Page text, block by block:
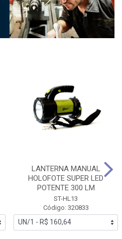
LANTERNA MANUAL
HOLOFOTE SUPER LED
POTENTE 300 LM
ST-HL13
Código: 320833